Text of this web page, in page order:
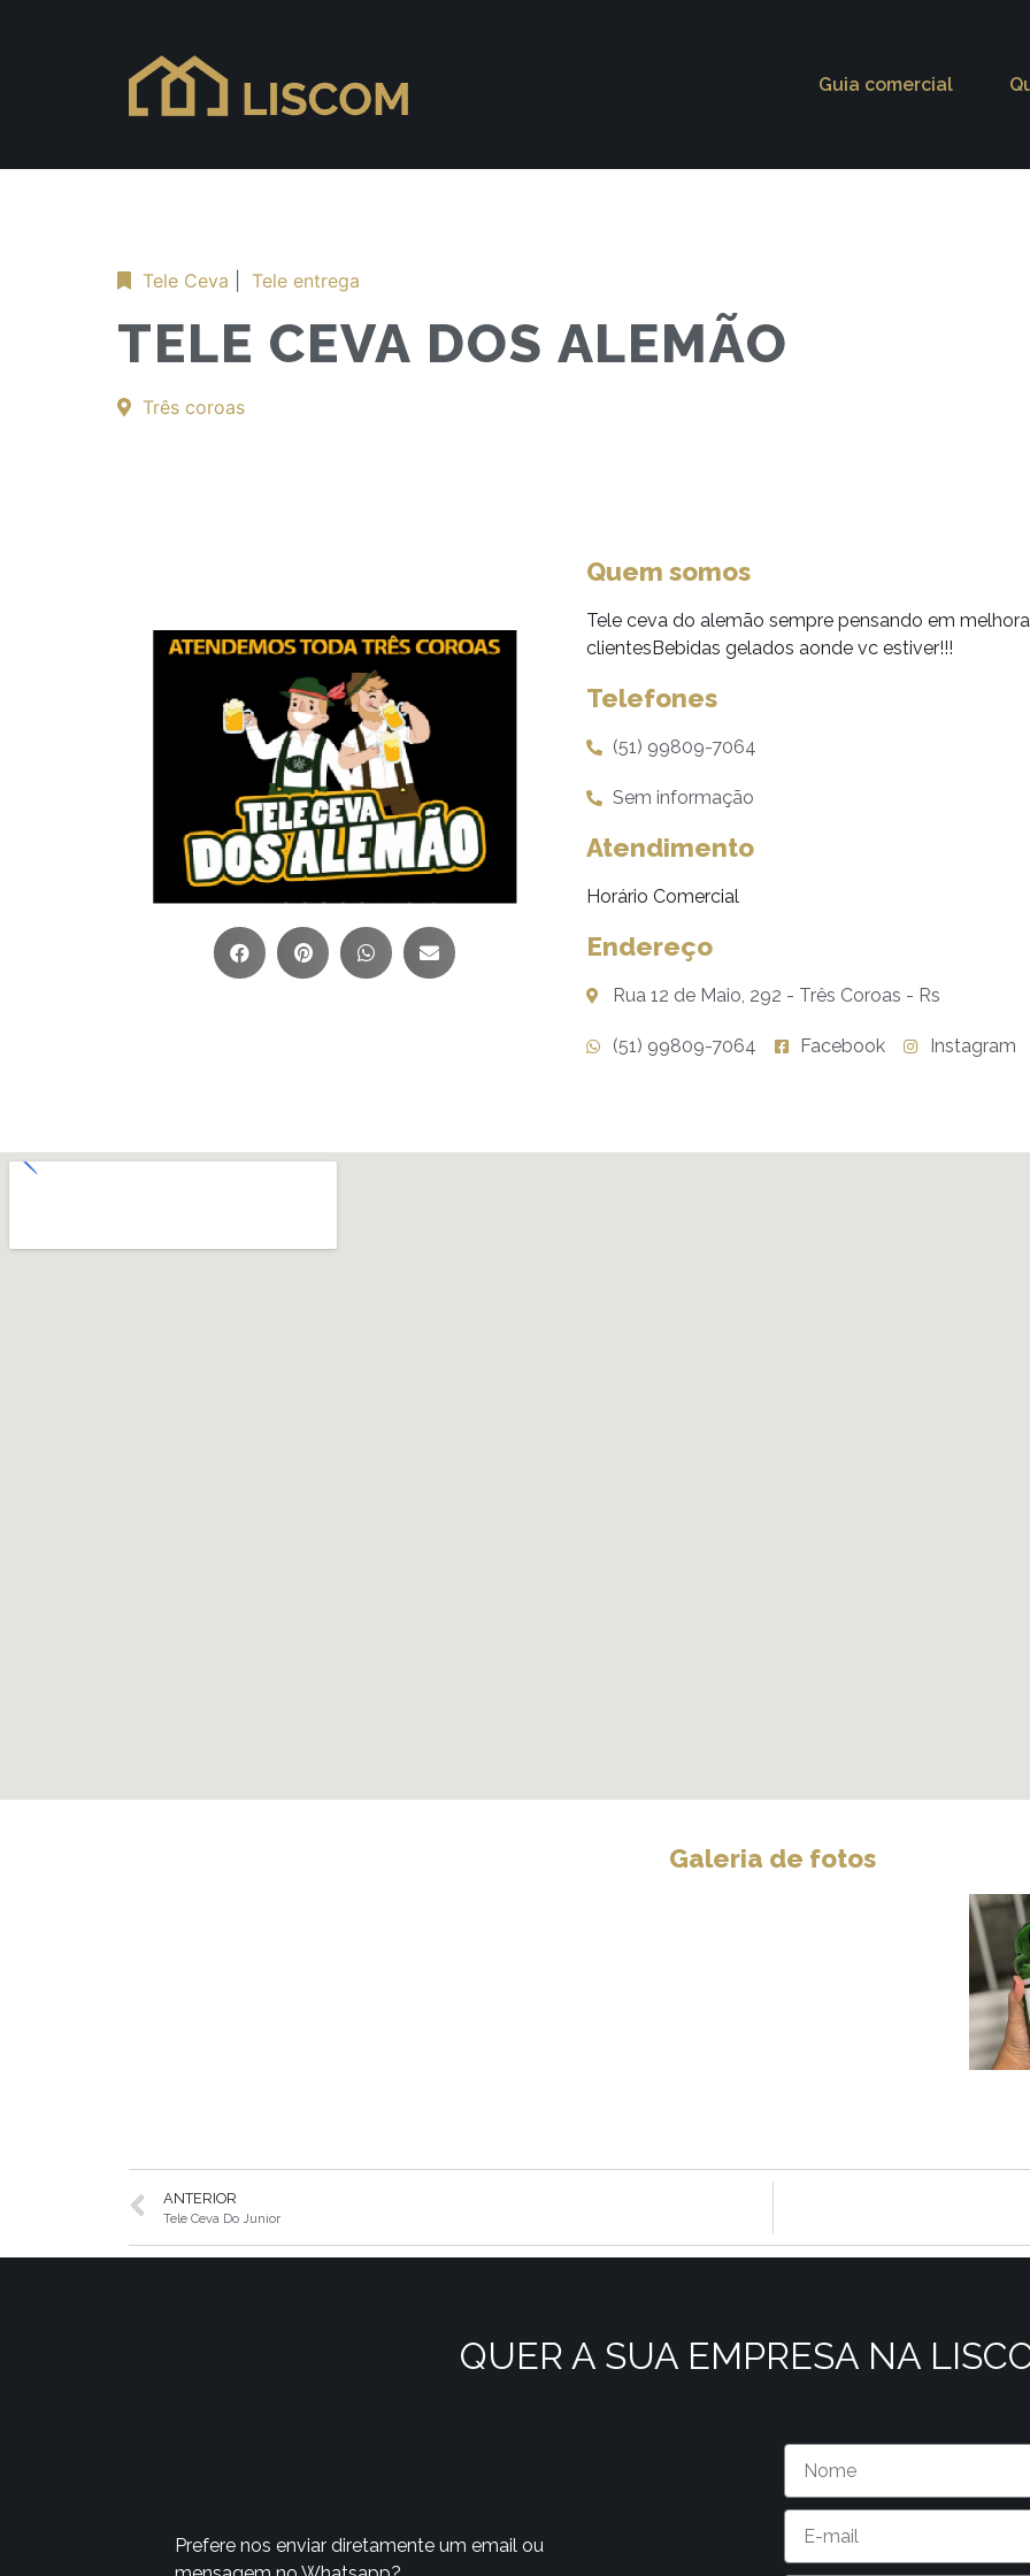
Guia comercial
Tele Ceva Tele entrega
TELE CEVA DOS ALEMÃO
Três coroas
Quem somos
Tele ceva do alemão sempre pensando em
clientesBebidas gelados aonde vc estiver!!!
Telefones
(51) 99809-7064
Sem informação
Atendimento
Horário Comercial
Endereço
Rua 12 de Maio, 292 - Três Coroas - Rs
(51) 99809-7064 Facebook Instagram
Galeria de fotos
ANTERIOR
Tele Ceva Do Junior
QUER A SUA EMPRESA NA
Prefere nos enviar diretamente um email ou